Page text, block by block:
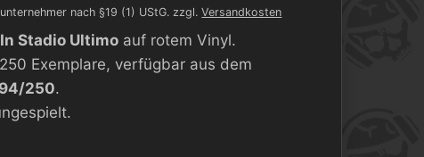
nach §19 (1) UStG. zzgl.Versandkosten
In Stadio Ultimo auf rotem Vinyl.
Exemplare, verfügbar aus dem
250.